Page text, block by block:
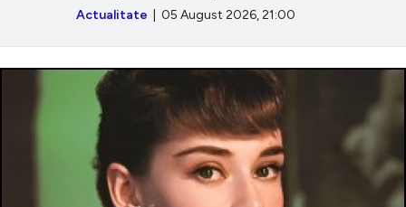
Actualitate | 05 August 2026, 21:00